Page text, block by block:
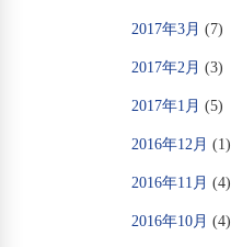
2017年3月 (7)
2017年2月 (3)
2017年1月 (5)
2016年12月 (1)
2016年11月 (4)
2016年10月 (4)